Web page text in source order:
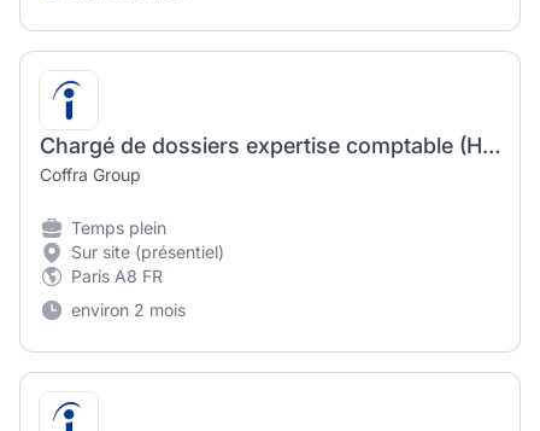
Chargé de dossiers expertise comptable (H/F)
Coffra Group
Temps plein
Sur site (présentiel)
Paris A8 FR
environ 2 mois